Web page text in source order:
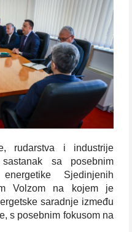
rudarstva i industrije
sa posebnim
Sjedinjenih
Volzom na kojem je
saradnje između
s posebnim fokusom na